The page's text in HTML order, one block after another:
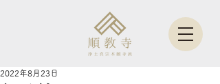
2022年8月23日